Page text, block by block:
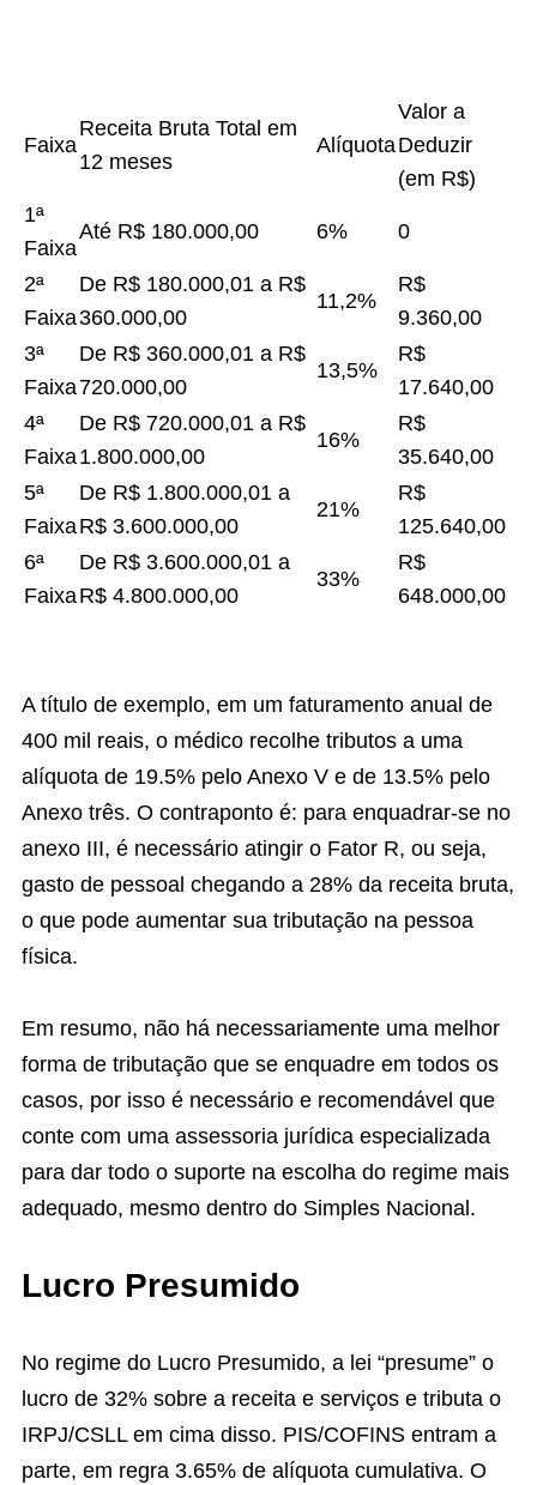
Faixa
Receita Bruta Total em
12 meses
Alíquota
Valor a
Deduzir
(em R$)
1ª
Faixa
Até R$ 180.000,00 6% 0
2ª
Faixa
De R$ 180.000,01 a R$
360.000,00
11,2%
R$
9.360,00
3ª
Faixa
De R$ 360.000,01 a R$
720.000,00
13,5%
R$
17.640,00
4ª
Faixa
De R$ 720.000,01 a R$
1.800.000,00
16%
R$
35.640,00
5ª
Faixa
De R$ 1.800.000,01 a
R$ 3.600.000,00
21%
R$
125.640,00
6ª
Faixa
De R$ 3.600.000,01 a
R$ 4.800.000,00
33%
R$
648.000,00
A título de exemplo, em um faturamento anual de
400 mil reais, o médico recolhe tributos a uma
alíquota de 19.5% pelo Anexo V e de 13.5% pelo
Anexo três. O contraponto é: para enquadrar-se no
anexo III, é necessário atingir o Fator R, ou seja,
gasto de pessoal chegando a 28% da receita bruta,
o que pode aumentar sua tributação na pessoa
física.
Em resumo, não há necessariamente uma melhor
forma de tributação que se enquadre em todos os
casos, por isso é necessário e recomendável que
conte com uma assessoria jurídica especializada
para dar todo o suporte na escolha do regime mais
adequado, mesmo dentro do Simples Nacional.
Lucro Presumido
No regime do Lucro Presumido, a lei “presume” o
lucro de 32% sobre a receita e serviços e tributa o
IRPJ/CSLL em cima disso. PIS/COFINS entram a
parte, em regra 3.65% de alíquota cumulativa. O